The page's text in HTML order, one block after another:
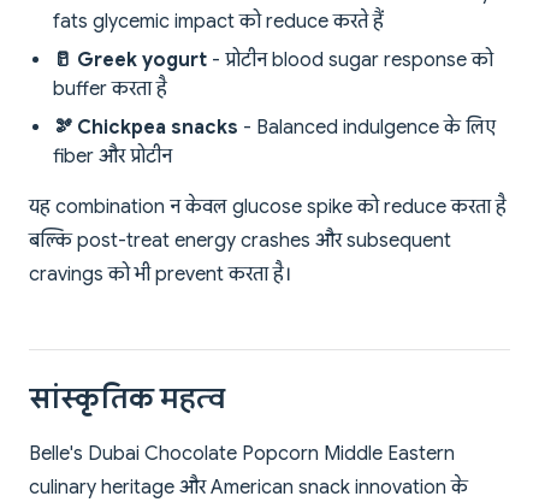
fats glycemic impact को reduce करते हैं
🥛 Greek yogurt - प्रोटीन blood sugar response को
buffer करता है
🫘 Chickpea snacks - Balanced indulgence के लिए
fiber और प्रोटीन
यह combination न केवल glucose spike को reduce करता है
बल्कि post-treat energy crashes और subsequent
cravings को भी prevent करता है।
सांस्कृतिक महत्व
Belle's Dubai Chocolate Popcorn Middle Eastern
culinary heritage और American snack innovation के